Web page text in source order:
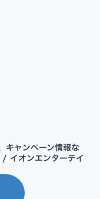
キャンペーン情報な
イオンエンターテイ